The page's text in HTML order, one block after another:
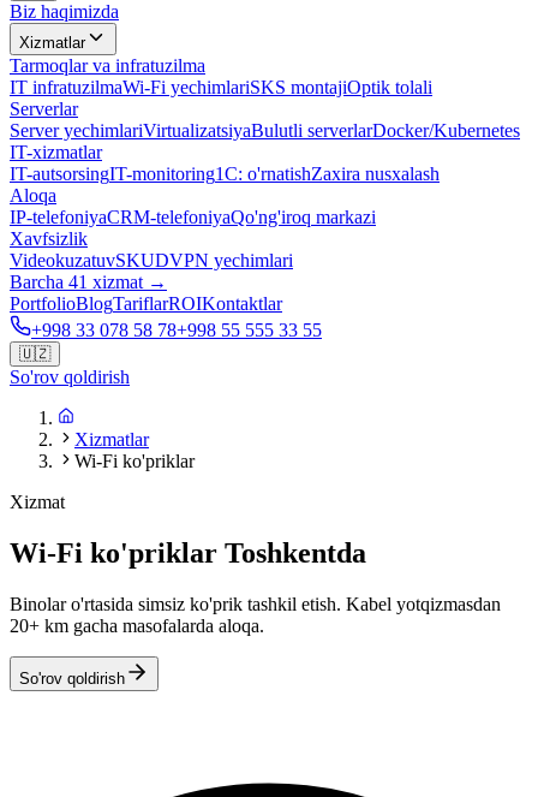
Biz haqimizda
Xizmatlar
Tarmoqlar va infratuzilma
IT infratuzilmaWi-Fi yechimlariSKS montajiOptik tolali
Serverlar
Server yechimlariVirtualizatsiyaBulutli serverlarDocker/Kubernetes
IT-xizmatlar
IT-autsorsingIT-monitoring1C: o'rnatishZaxira nusxalash
Aloqa
IP-telefoniyaCRM-telefoniyaQo'ng'iroq markazi
Xavfsizlik
VideokuzatuvSKUDVPN yechimlari
Barcha 41 xizmat →
PortfolioBlogTariflarROIKontaktlar
+998 33 078 58 78+998 55 555 33 55
🇺🇿
So'rov qoldirish
Xizmatlar
Wi-Fi ko'priklar
Xizmat
Wi-Fi ko'priklar Toshkentda
Binolar o'rtasida simsiz ko'prik tashkil etish. Kabel yotqizmasdan
20+ km gacha masofalarda aloqa.
So'rov qoldirish